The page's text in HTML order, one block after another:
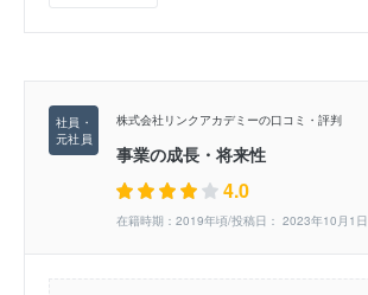
株式会社リンクアカデミーの口コミ・評判
事業の成長・将来性
4.0
在籍時期：2019年頃/投稿日： 2023年10月1日